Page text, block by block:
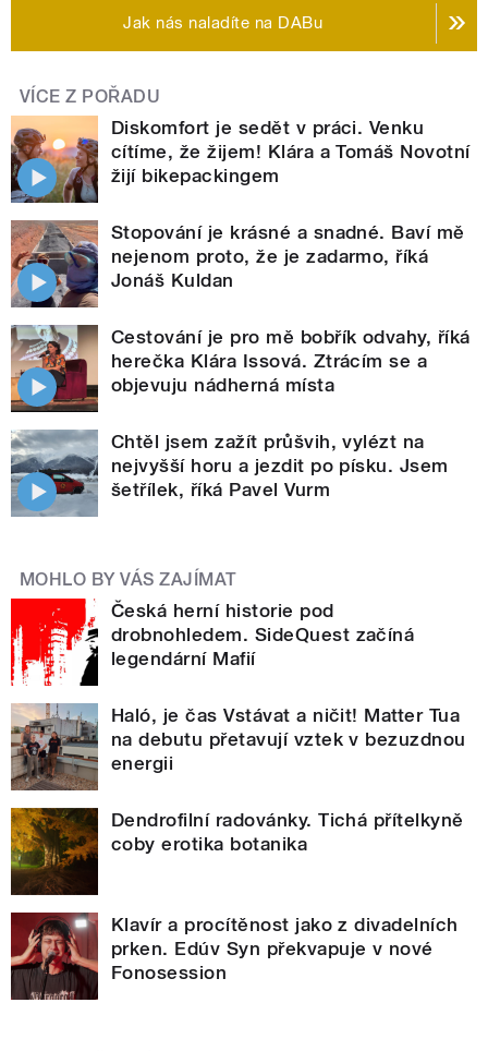
Jak nás naladíte na DABu
VÍCE Z POŘADU
Diskomfort je sedět v práci. Venku
cítíme, že žijem! Klára a Tomáš Novotní
žijí bikepackingem
Stopování je krásné a snadné. Baví mě
nejenom proto, že je zadarmo, říká
Jonáš Kuldan
Cestování je pro mě bobřík odvahy, říká
herečka Klára Issová. Ztrácím se a
objevuju nádherná místa
Chtěl jsem zažít průšvih, vylézt na
nejvyšší horu a jezdit po písku. Jsem
šetřílek, říká Pavel Vurm
MOHLO BY VÁS ZAJÍMAT
Česká herní historie pod
drobnohledem. SideQuest začíná
legendární Mafií
Haló, je čas Vstávat a ničit! Matter Tua
na debutu přetavují vztek v bezuzdnou
energii
Dendrofilní radovánky. Tichá přítelkyně
coby erotika botanika
Klavír a procítěnost jako z divadelních
prken. Edúv Syn překvapuje v nové
Fonosession